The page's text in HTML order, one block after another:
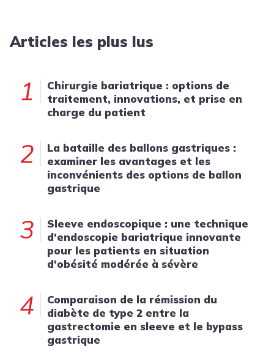
Articles les plus lus
1
Chirurgie bariatrique : options de
traitement, innovations, et prise en
charge du patient
2
La bataille des ballons gastriques :
examiner les avantages et les
inconvénients des options de ballon
gastrique
3
Sleeve endoscopique : une technique
d'endoscopie bariatrique innovante
pour les patients en situation
d'obésité modérée à sévère
4
Comparaison de la rémission du
diabète de type 2 entre la
gastrectomie en sleeve et le bypass
gastrique